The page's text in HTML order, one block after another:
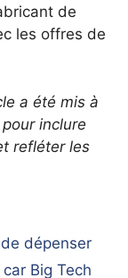
de
les offres de
a été mis à
inclure
refléter les
dépenser
Big Tech